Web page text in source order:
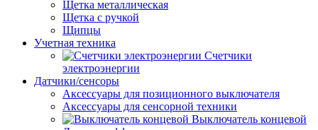
Щетка металлическая
Щетка с ручкой
Щипцы
Учетная техника
Счетчики
электроэнергии
Датчики/сенсоры
Аксессуары для позиционного выключателя
Аксессуары для сенсорной техники
Выключатель концевой